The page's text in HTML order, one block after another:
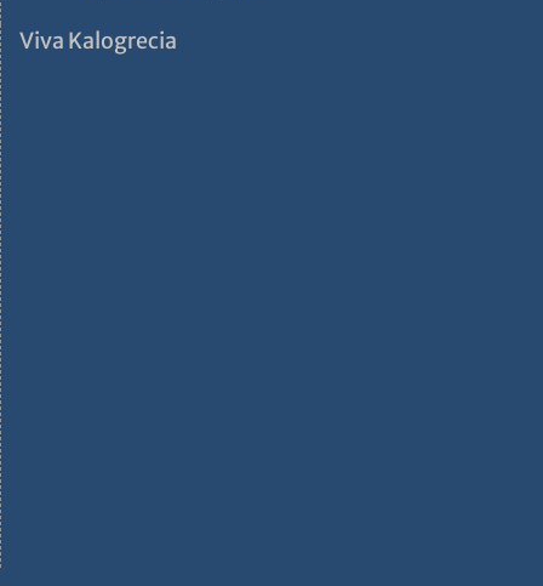
Viva Kalogrecia